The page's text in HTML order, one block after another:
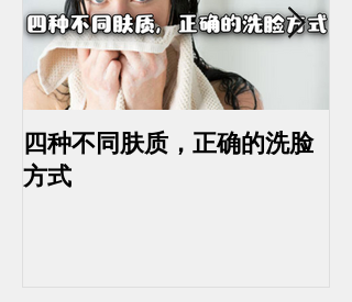
四种不同肤质，正确的洗脸
方式